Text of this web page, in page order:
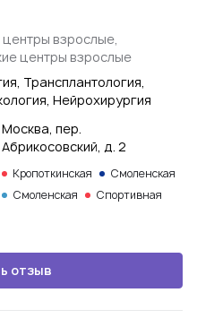
взрослые,
центры взрослые
Трансплантология,
Нейрохирургия
Москва, пер.
Абрикосовский, д. 2
Кропоткинская
Смоленская
Смоленская
Спортивная
отзыв